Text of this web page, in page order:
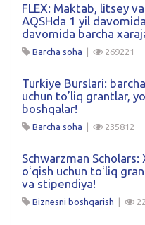
FLEX: Maktab, litsey
AQSHda 1 yil
davomida barcha
Barcha soha | 269221
Turkiye Burslari:
uchun to’liq grantlar,
boshqalar!
Barcha soha | 235812
Schwarzman
oʻqish uchun toʻliq
va stipendiya!
Biznesni boshqarish |